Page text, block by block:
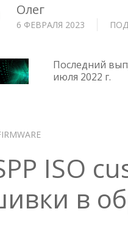
Олег
6 ФЕВРАЛЯ 2023
Последний
июля 2022 г.
ISO
в